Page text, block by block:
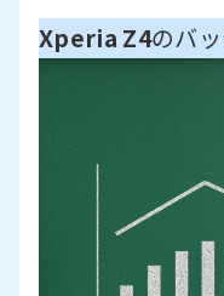
Xperia Z4のバ